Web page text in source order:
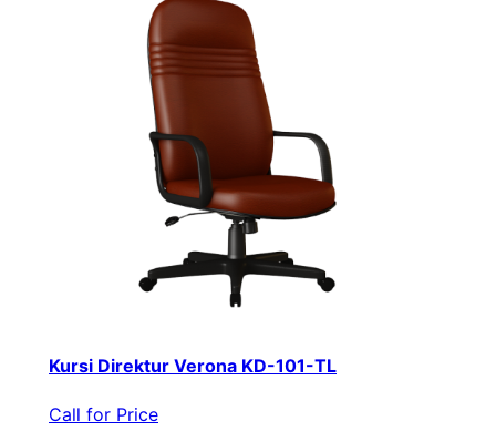
Kursi Direktur Verona KD-101-TL
Call for Price